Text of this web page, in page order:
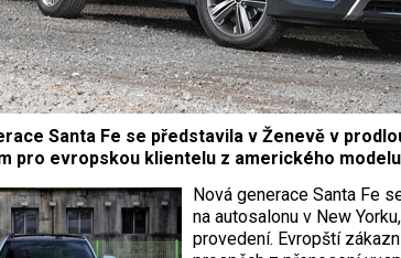
Santa Fe se představila v Ženevě v
pro evropskou klientelu z amerického
Nová generace Santa Fe
na autosalonu v New
provedení. Evropští